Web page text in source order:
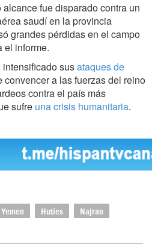
fue disparado contra un
saudí en la provincia
grandes pérdidas en el campo
el informe.
susataques de
convencer a las fuerzas del reino
contra el país más
sufre una crisis humanitaria.
Hutíes Najran